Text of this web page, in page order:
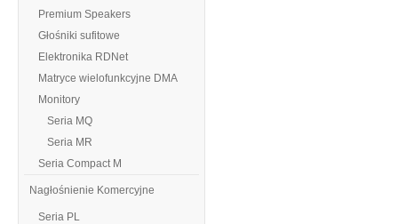
Premium Speakers
Głośniki sufitowe
Elektronika RDNet
Matryce wielofunkcyjne DMA
Monitory
Seria MQ
Seria MR
Seria Compact M
Nagłośnienie Komercyjne
Seria PL